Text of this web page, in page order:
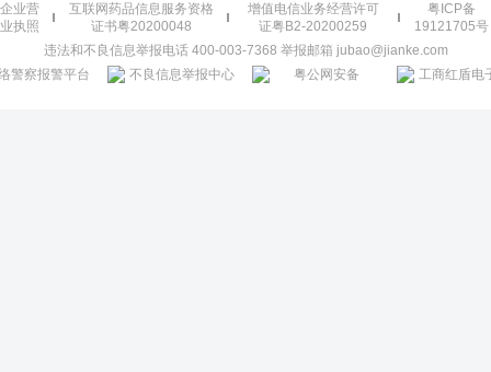
企业营
业执照
互联网药品信息服务资格
证书粤20200048
增值电信业务经营许可
证粤B2-20200259
粤ICP备
19121705号
违法和不良信息举报电话 400-003-7368 举报邮箱 jubao@jianke.com